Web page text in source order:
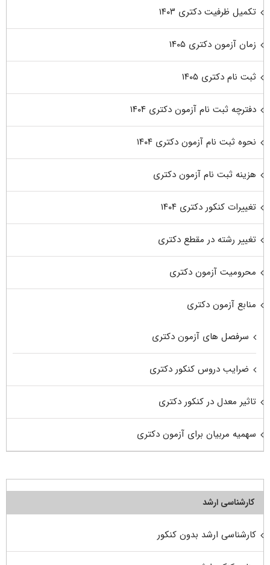
تکمیل ظرفیت دکتری ۱۴۰۳
زمان آزمون دکتری ۱۴۰۵
ثبت نام دکتری ۱۴۰۵
دفترچه ثبت نام آزمون دکتری ۱۴۰۴
نحوه ثبت نام آزمون دکتری ۱۴۰۴
هزینه ثبت نام آزمون دکتری
تغییرات کنکور دکتری ۱۴۰۴
تغییر رشته در مقطع دکتری
محرومیت آزمون دکتری
منابع آزمون دکتری
سرفصل های آزمون دکتری
ضرایب دروس کنکور دکتری
تاثیر معدل در کنکور دکتری
سهمیه مربیان برای آزمون دکتری
کارشناسی ارشد
کارشناسی ارشد بدون کنکور